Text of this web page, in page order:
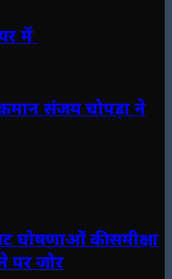
में
संजय चोपड़ा ने
घोषणाओं की समीक्षा
पर जोर